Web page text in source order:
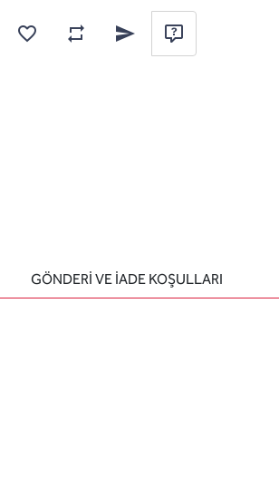
Favorilere ekle
Karşılaştırma listesine ekle
Arkadaşına e-posta ile gönder
Soru sor
GÖNDERİ VE İADE KOŞULLARI